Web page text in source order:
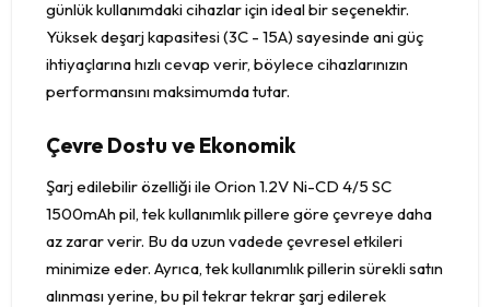
günlük kullanımdaki cihazlar için ideal bir seçenektir.
Yüksek deşarj kapasitesi (3C - 15A) sayesinde ani güç
ihtiyaçlarına hızlı cevap verir, böylece cihazlarınızın
performansını maksimumda tutar.
Çevre Dostu ve Ekonomik
Şarj edilebilir özelliği ile Orion 1.2V Ni-CD 4/5 SC
1500mAh pil, tek kullanımlık pillere göre çevreye daha
az zarar verir. Bu da uzun vadede çevresel etkileri
minimize eder. Ayrıca, tek kullanımlık pillerin sürekli satın
alınması yerine, bu pil tekrar tekrar şarj edilerek